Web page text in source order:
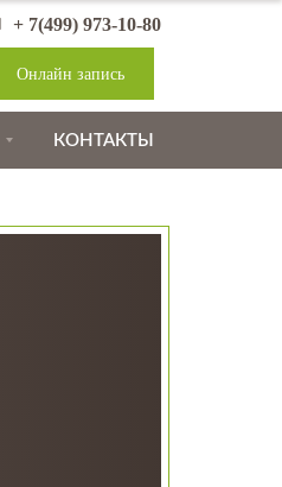
+ 7(499) 973-10-80
Онлайн запись
КОНТАКТЫ